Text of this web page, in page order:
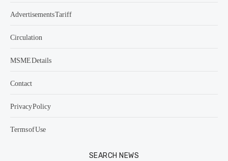
Advertisements Tariff
Circulation
MSME Details
Contact
Privacy Policy
Terms of Use
SEARCH NEWS